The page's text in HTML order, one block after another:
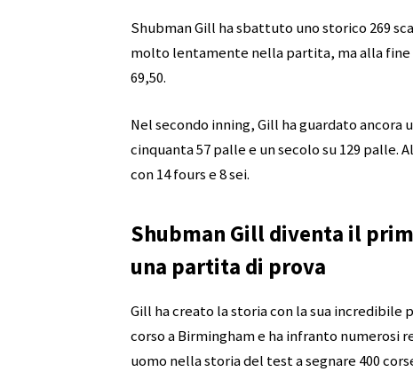
Shubman Gill ha sbattuto uno storico 269
molto lentamente nella partita, ma alla fine
69,50.
Nel secondo inning, Gill ha guardato
cinquanta 57 palle e un secolo su 129 palle.
con 14 fours e 8 sei.
Shubman Gill diventa il
una partita di prova
Gill ha creato la storia con la sua
corso a Birmingham e ha infranto numerosi
uomo nella storia del test a segnare 400